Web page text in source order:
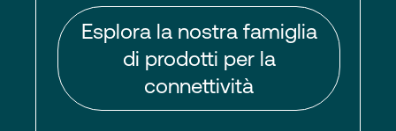
Esplora la nostra famiglia
di prodotti per la
connettività